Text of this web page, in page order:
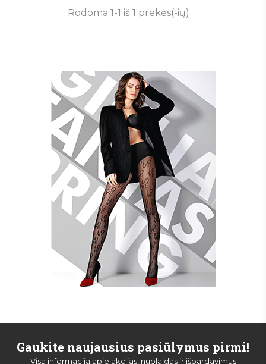
Rodoma 1-1 iš 1 prekės(-ių)
Gaukite naujausius pasiūlymus pirmi!
Visa informacija apie akcijas, nuolaidas ir išpardavimus